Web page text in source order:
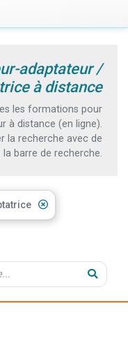
adaptateur /
à distance
les formations pour
à distance (en ligne).
la recherche avec de
barre de recherche.